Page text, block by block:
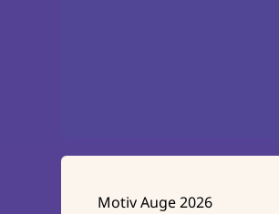
Motiv Auge 2026